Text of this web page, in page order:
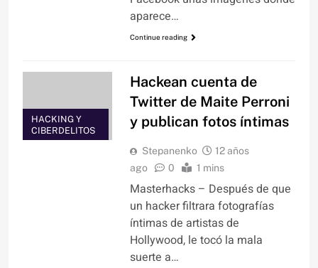
aparece…
Continue reading
HACKING Y
CIBERDELITOS
Hackean cuenta de
Twitter de Maite Perroni
y publican fotos íntimas
Stepanenko
12 años
ago
0 1 mins
Masterhacks – Después de que
un hacker filtrara fotografías
íntimas de artistas de
Hollywood, le tocó la mala
suerte a…